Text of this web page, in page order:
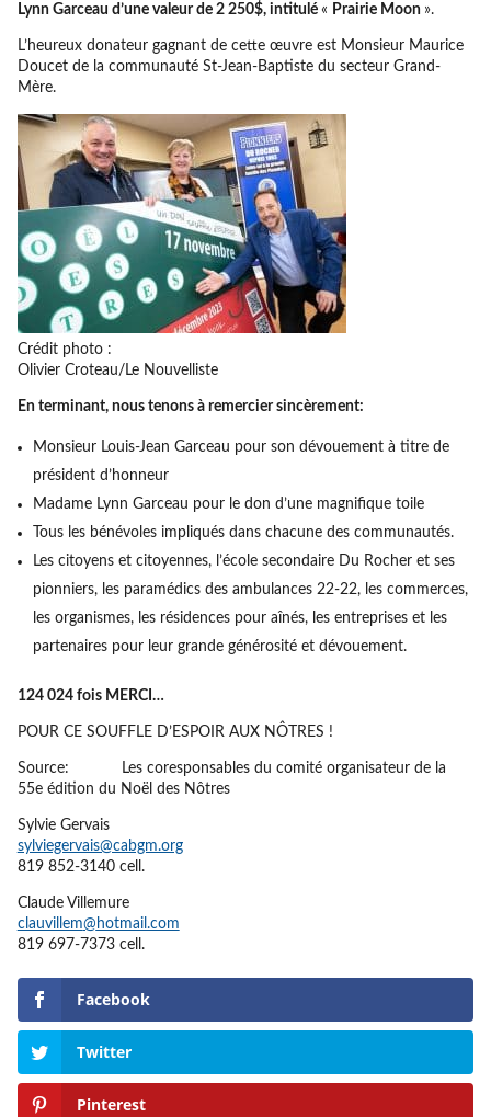
Lynn Garceau d’une valeur de 2 250$, intitulé « Prairie Moon ».
L’heureux donateur gagnant de cette œuvre est Monsieur Maurice
Doucet de la communauté St-Jean-Baptiste du secteur Grand-
Mère.
Crédit photo :
Olivier Croteau/Le Nouvelliste
En terminant, nous tenons à remercier sincèrement:
Monsieur Louis-Jean Garceau pour son dévouement à titre de
président d’honneur
Madame Lynn Garceau pour le don d’une magnifique toile
Tous les bénévoles impliqués dans chacune des communautés.
Les citoyens et citoyennes, l’école secondaire Du Rocher et ses
pionniers, les paramédics des ambulances 22-22, les commerces,
les organismes, les résidences pour aînés, les entreprises et les
partenaires pour leur grande générosité et dévouement.
124 024 fois MERCI…
POUR CE SOUFFLE D’ESPOIR AUX NÔTRES !
Source: Les coresponsables du comité organisateur de la
55e édition du Noël des Nôtres
Sylvie Gervais
sylviegervais@cabgm.org
819 852-3140 cell.
Claude Villemure
clauvillem@ hotmail.com
819 697-7373 cell.
Facebook
Twitter
Pinterest